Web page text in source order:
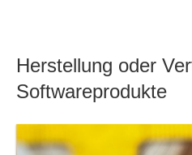
Herstellung oder
Softwareprodukte